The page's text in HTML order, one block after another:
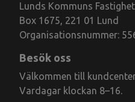
Lunds Kommuns
Box 1675, 221 01 Lund
Organisationsnummer:
Besök oss
Välkommen till
Vardagar klockan 8–16.